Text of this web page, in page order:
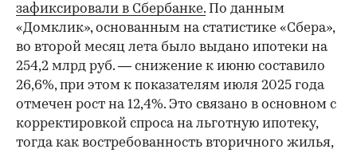
зафиксировали в Сбербанке. По данным
«Домклик», основанным на статистике «Сбера»,
во второй месяц лета было выдано ипотеки на
254,2 млрд руб. — снижение к июню составило
26,6%, при этом к показателям июля 2025 года
отмечен рост на 12,4%. Это связано в основном с
корректировкой спроса на льготную ипотеку,
тогда как востребованность вторичного жилья,